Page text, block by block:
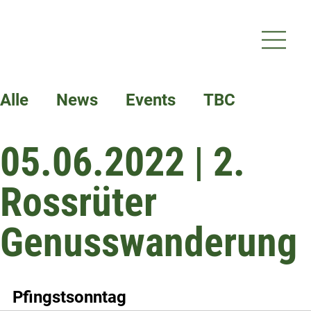
Alle News Events TBC
Termine
05.06.2022 | 2.
Rossrüter
Genusswanderung
Pfingstsonntag